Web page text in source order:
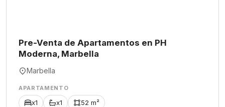
Pre-Venta de Apartamentos en PH
Moderna, Marbella
Marbella
APARTAMENTO
x1 x1 52 m²